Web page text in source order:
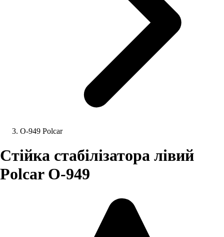
O-949 Polcar
Стійка стабілізатора лівий
Polcar O-949